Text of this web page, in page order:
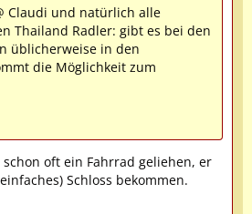
Claudi und natürlich alle
Thailand Radler: gibt es bei den
üblicherweise in den
die Möglichkeit zum
oft ein Fahrrad geliehen, er
Schloss bekommen.